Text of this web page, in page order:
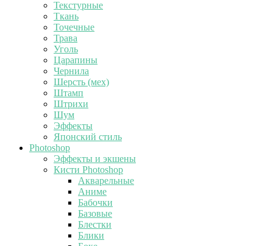
Текстурные
Ткань
Точечные
Трава
Уголь
Царапины
Чернила
Шерсть (мех)
Штамп
Штрихи
Шум
Эффекты
Японский стиль
Photoshop
Эффекты и экшены
Кисти Photoshop
Акварельные
Аниме
Бабочки
Базовые
Блестки
Блики